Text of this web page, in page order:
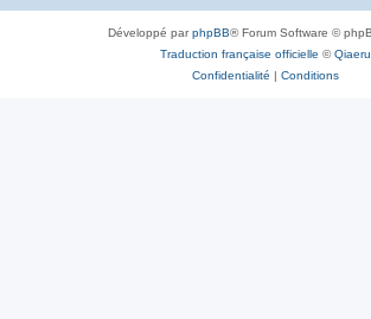
Développé parphpBB® Forum Software ©
Traduction française officielle ©Qiaeru
Confidentialité | Conditions